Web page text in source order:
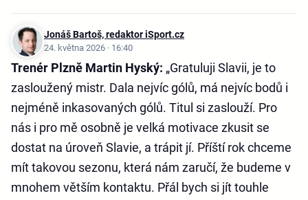
Jonáš Bartoš, redaktor iSport.cz
24. května 2026 · 16:40
Trenér Plzně Martin Hyský: „Gratuluji Slavii, je to
zasloužený mistr. Dala nejvíc gólů, má nejvíc bodů i
nejméně inkasovaných gólů. Titul si zaslouží. Pro
nás i pro mě osobně je velká motivace zkusit se
dostat na úroveň Slavie, a trápit jí. Příští rok chceme
mít takovou sezonu, která nám zaručí, že budeme v
mnohem větším kontaktu. Přál bych si jít touhle